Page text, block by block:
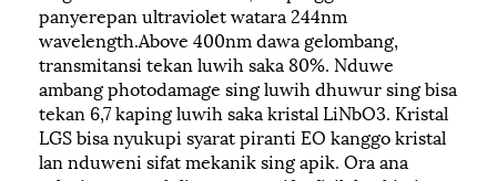
panyerepan ultraviolet watara 244nm
wavelength.Above 400nm dawa gelombang,
transmitansi tekan luwih saka 80%. Nduwe
ambang photodamage sing luwih dhuwur sing bisa
tekan 6,7 kaping luwih saka kristal LiNbO3. Kristal
LGS bisa nyukupi syarat piranti EO kanggo kristal
lan nduweni sifat mekanik sing apik. Ora ana